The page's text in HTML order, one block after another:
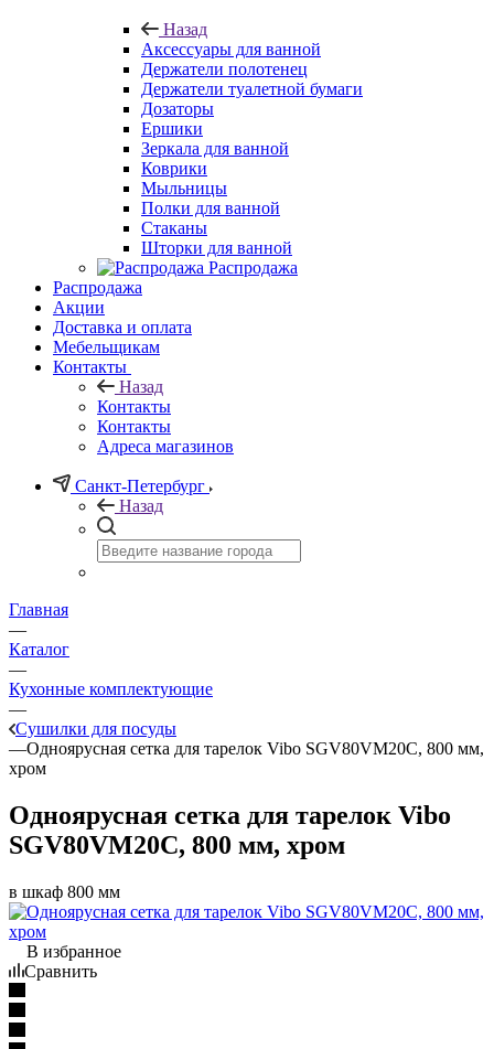
Назад
Аксессуары для ванной
Держатели полотенец
Держатели туалетной бумаги
Дозаторы
Ершики
Зеркала для ванной
Коврики
Мыльницы
Полки для ванной
Стаканы
Шторки для ванной
Распродажа
Распродажа
Акции
Доставка и оплата
Мебельщикам
Контакты
Назад
Контакты
Контакты
Адреса магазинов
Санкт-Петербург
Назад
Главная
—
Каталог
—
Кухонные комплектующие
—
Сушилки для посуды
—Одноярусная сетка для тарелок Vibo SGV80VM20C, 800 мм,
хром
Одноярусная сетка для тарелок Vibo
SGV80VM20C, 800 мм, хром
в шкаф 800 мм
В избранное
Сравнить